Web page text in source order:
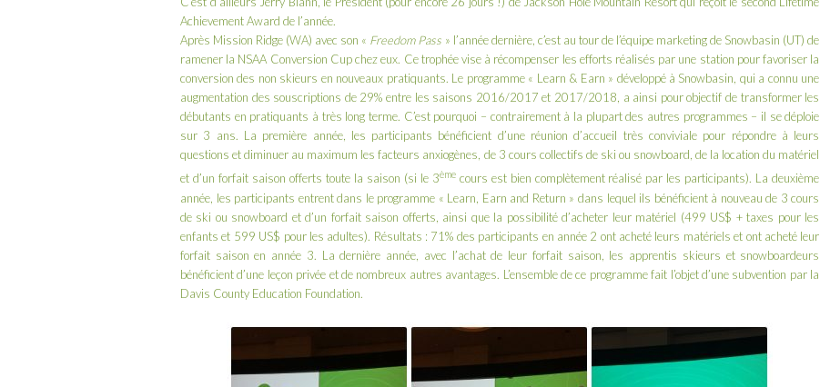
Achievement Award de l’année.
Après Mission Ridge (WA) avec son « Freedom Pass » l’année dernière, c’est au tour de l’équipe marketing de Snowbasin (UT) de
ramener la NSAA Conversion Cup chez eux. Ce trophée vise à récompenser les efforts réalisés par une station pour favoriser la
conversion des non skieurs en nouveaux pratiquants. Le programme « Learn & Earn » développé à Snowbasin, qui a connu une
augmentation des souscriptions de 29% entre les saisons 2016/2017 et 2017/2018, a ainsi pour objectif de transformer les
débutants en pratiquants à très long terme. C’est pourquoi – contrairement à la plupart des autres programmes – il se déploie
sur 3 ans. La première année, les participants bénéficient d’une réunion d’accueil très conviviale pour répondre à leurs
questions et diminuer au maximum les facteurs anxiogènes, de 3 cours collectifs de ski ou snowboard, de la location du matériel
et d’un forfait saison offerts toute la saison (si le 3èmecours est bien complètement réalisé par les participants). La deuxième
année, les participants entrent dans le programme « Learn, Earn and Return » dans lequel ils bénéficient à nouveau de 3 cours
de ski ou snowboard et d’un forfait saison offerts, ainsi que la possibilité d’acheter leur matériel (499 US$ + taxes pour les
enfants et 599 US$ pour les adultes). Résultats : 71% des participants en année 2 ont acheté leurs matériels et ont acheté leur
forfait saison en année 3. La dernière année, avec l’achat de leur forfait saison, les apprentis skieurs et snowboardeurs
bénéficient d’une leçon privée et de nombreux autres avantages. L’ensemble de ce programme fait l’objet d’une subvention par la
Davis County Education Foundation.